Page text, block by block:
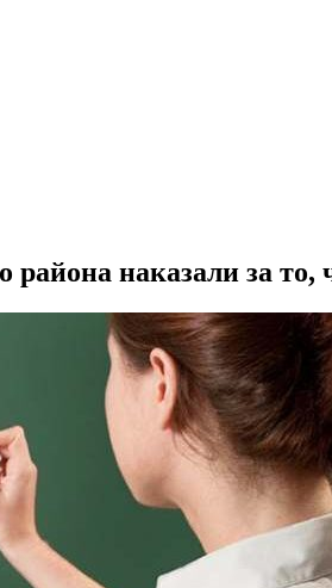
наказали за то,